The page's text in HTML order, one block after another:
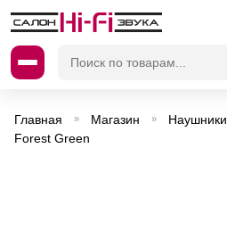
Главная » Магазин » Наушники
Forest Green